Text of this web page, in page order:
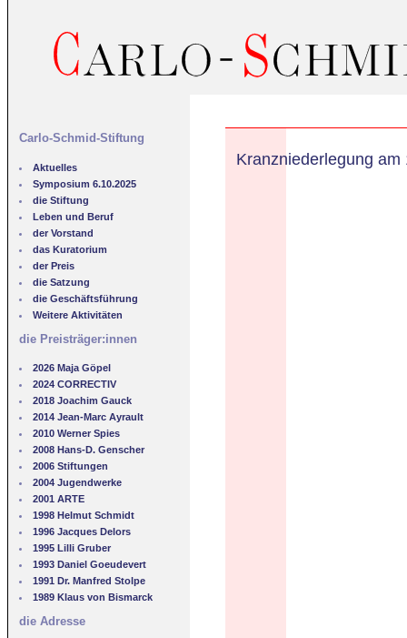
Carlo-Schmid-Stiftung
Aktuelles
Symposium 6.10.2025
die Stiftung
Leben und Beruf
der Vorstand
das Kuratorium
der Preis
die Satzung
die Geschäftsführung
Weitere Aktivitäten
die Preisträger:innen
2026 Maja Göpel
2024 CORRECTIV
2018 Joachim Gauck
2014 Jean-Marc Ayrault
2010 Werner Spies
2008 Hans-D. Genscher
2006 Stiftungen
2004 Jugendwerke
2001 ARTE
1998 Helmut Schmidt
1996 Jacques Delors
1995 Lilli Gruber
1993 Daniel Goeudevert
1991 Dr. Manfred Stolpe
1989 Klaus von Bismarck
die Adresse
Kranzniederlegung